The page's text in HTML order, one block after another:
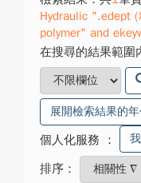
Hydraulic ".edept
polymer" and
在搜尋的結果範圍
展開檢索結果的
個人化服務 ：
排序：